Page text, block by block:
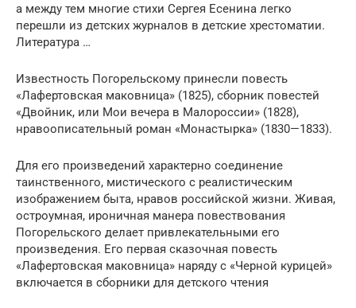
а между тем многие стихи Сергея Есенина легко
перешли из детских журналов в детские хрестоматии.
Литература …
Известность Погорельскому принесли повесть
«Лафертовская маковница» (1825), сборник повестей
«Двойник, или Мои вечера в Малороссии» (1828),
нравоописательный роман «Монастырка» (1830—1833).
Для его произведений характерно соединение
таинственного, мистического с реалистическим
изображением быта, нравов российской жизни. Живая,
остроумная, ироничная манера повествования
Погорельского делает привлекательными его
произведения. Его первая сказочная повесть
«Лафертовская маковница» наряду с «Черной курицей»
включается в сборники для детского чтения